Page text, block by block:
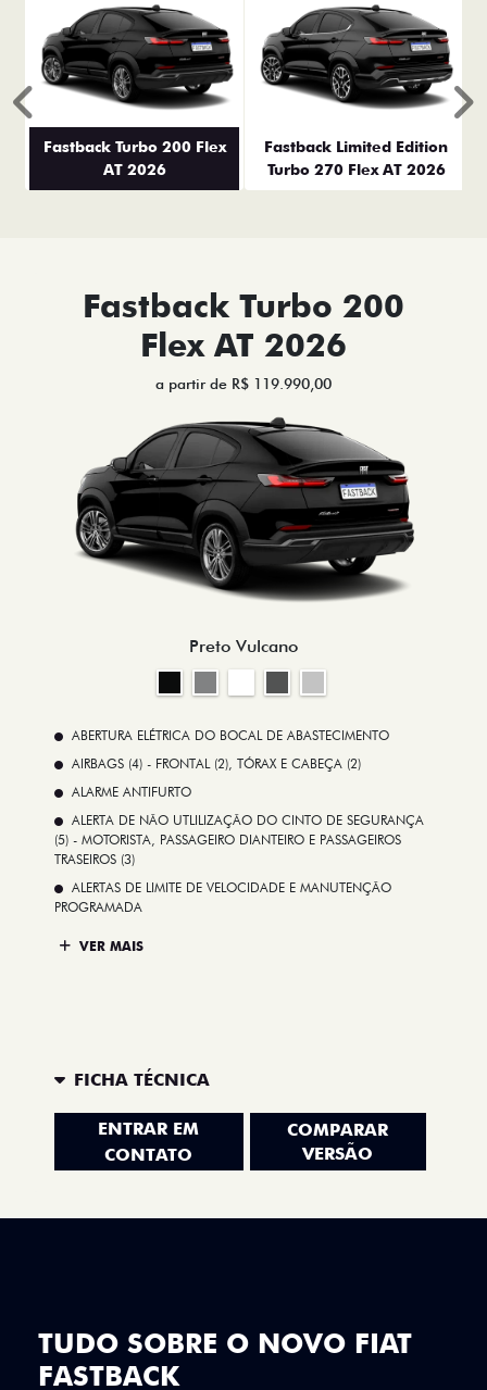
Fastback Turbo 200 Flex
AT 2026
Fastback Limited Edition
Turbo 270 Flex AT 2026
Anterior
Fastback Turbo 200
Flex AT 2026
a partir de R$ 119.990,00
Preto Vulcano
ABERTURA ELÉTRICA DO BOCAL DE ABASTECIMENTO
AIRBAGS (4) - FRONTAL (2), TÓRAX E CABEÇA (2)
ALARME ANTIFURTO
ALERTA DE NÃO UTLILIZAÇÃO DO CINTO DE SEGURANÇA
(5) - MOTORISTA, PASSAGEIRO DIANTEIRO E PASSAGEIROS
TRASEIROS (3)
ALERTAS DE LIMITE DE VELOCIDADE E MANUTENÇÃO
PROGRAMADA
VER MAIS
FICHA TÉCNICA
ENTRAR EM
CONTATO
COMPARAR
VERSÃO
TUDO SOBRE O NOVO FIAT
FASTBACK